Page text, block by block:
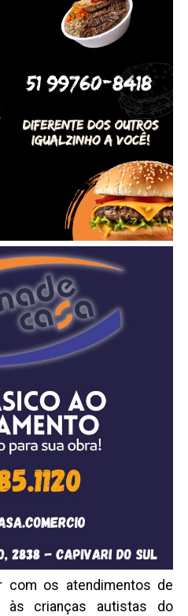
com os atendimentos de
às crianças autistas do